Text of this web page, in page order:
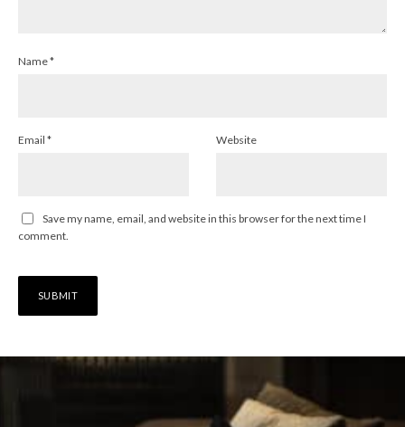
Name*
Email * Website
Save my name, email, and website in this browser for the next time I
comment.